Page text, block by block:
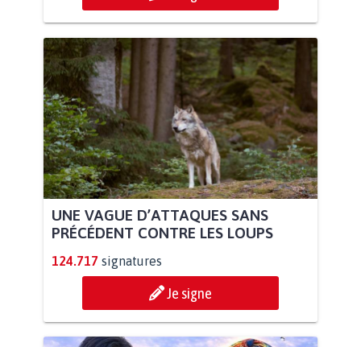
UNE VAGUE D’ATTAQUES SANS
PRÉCÉDENT CONTRE LES LOUPS
124.717 signatures
Je signe